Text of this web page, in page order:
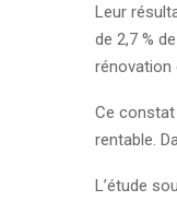
Leur
de 2,7 %
rénovation
Ce
rentable.
L’étude